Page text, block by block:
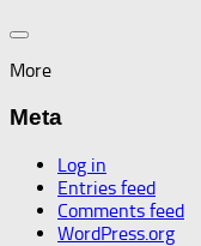
More
Meta
Log in
Entries feed
Comments feed
WordPress.org